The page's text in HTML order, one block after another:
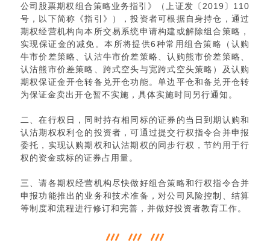
公司股票期权组合策略业务指引》（上证发〔2019〕110
号，以下简称《指引》），投资者可根据自身持仓，通过
期权经营机构向本所交易系统申请构建或解除组合策略，
实现保证金的减免。本所将提供6种常用组合策略（认购
牛市价差策略、认沽牛市价差策略、认购熊市价差策略、
认沽熊市价差策略、跨式空头与宽跨式空头策略）及认购
期权保证金开仓转备兑开仓功能。单边平仓和备兑开仓转
为保证金卖出开仓暂不实施，具体实施时间另行通知。
二、在行权日，同时持有相同标的证券的当日到期认购和
认沽期权权利仓的投资者，可通过提交行权指令合并申报
委托，实现认购期权和认沽期权的同步行权，节约用于行
权的资金或标的证券占用量。
三、请各期权经营机构尽快做好组合策略和行权指令合并
申报功能推出的业务和技术准备，对公司风险控制、结算
等制度和流程进行修订和完善，并做好投资者教育工作。